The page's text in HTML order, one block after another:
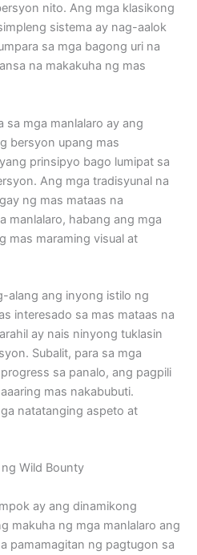
nito. Ang mga klasikong
sistema ay nag-aalok
sa mga bagong uri na
na makakuha ng mas
sa mga manlalaro ay ang
bersyon upang mas
prinsipyo bago lumipat sa
Ang mga tradisyunal na
ng mas mataas na
manlalaro, habang ang mga
mas maraming visual at
alang ang inyong istilo ng
interesado sa mas mataas na
ay nais ninyong tuklasin
Subalit, para sa mga
sa panalo, ang pagpili
mas nakabubuti.
natatanging aspeto at
Wild Bounty
ay ang dinamikong
makuha ng mga manlalaro ang
pamamagitan ng pagtugon sa